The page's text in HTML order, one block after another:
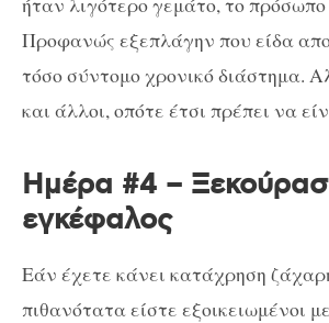
Προφανώς εξεπλάγην που είδα
τόσο σύντομο χρονικό διάστημα.
και άλλοι, οπότε έτσι πρέπει να
Ημέρα #4 –
εγκέφαλος
Εάν έχετε κάνει κατάχρηση
πιθανότατα είστε εξοικειωμένοι